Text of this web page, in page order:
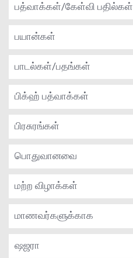
பத்வாக்கள்/கேள்வி பதில்கள்
பயான்கள்
பாடல்கள்/பதங்கள்
பிக்ஹ் பத்வாக்கள்
பிரசுரங்கள்
பொதுவானவை
மற்ற விழாக்கள்
மாணவர்களுக்காக
ஷஜரா